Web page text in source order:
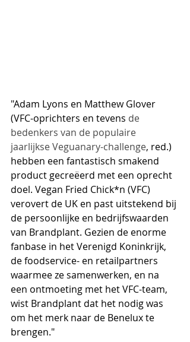
"Adam Lyons en Matthew Glover
(VFC-oprichters en tevens de
bedenkers van de populaire
jaarlijkse Veguanary-challenge, red.)
hebben een fantastisch smakend
product gecreëerd met een oprecht
doel. Vegan Fried Chick*n (VFC)
verovert de UK en past uitstekend bij
de persoonlijke en bedrijfswaarden
van Brandplant. Gezien de enorme
fanbase in het Verenigd Koninkrijk,
de foodservice- en retailpartners
waarmee ze samenwerken, en na
een ontmoeting met het VFC-team,
wist Brandplant dat het nodig was
om het merk naar de Benelux te
brengen."